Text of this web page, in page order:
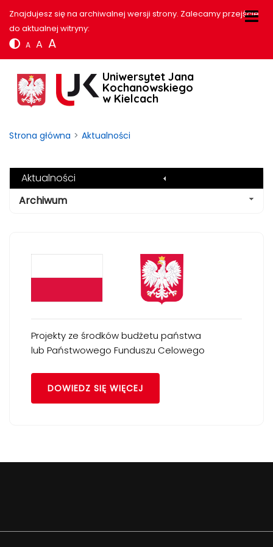
Znajdujesz się na archiwalnej wersji strony. Zalecamy przejście
do aktualnej witryny:
A A A
Uniwersytet Jana
Kochanowskiego
w Kielcach
Strona główna Aktualności
Aktualności
Archiwum
Projekty ze środków budżetu państwa
lub Państwowego Funduszu Celowego
DOWIEDZ SIĘ WIĘCEJ